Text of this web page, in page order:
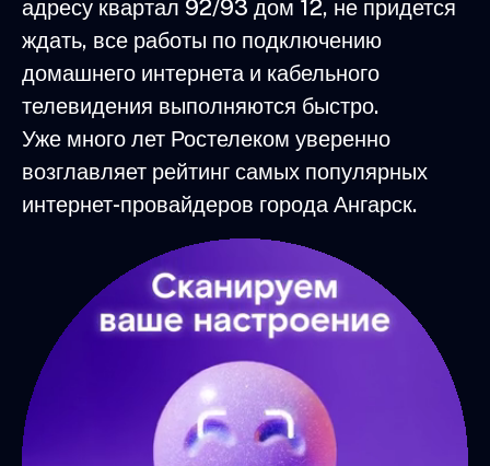
адресу квартал 92/93 дом 12, не придется
ждать, все работы по подключению
домашнего интернета и кабельного
телевидения выполняются быстро.
Уже много лет Ростелеком уверенно
возглавляет рейтинг самых популярных
интернет-провайдеров города Ангарск.